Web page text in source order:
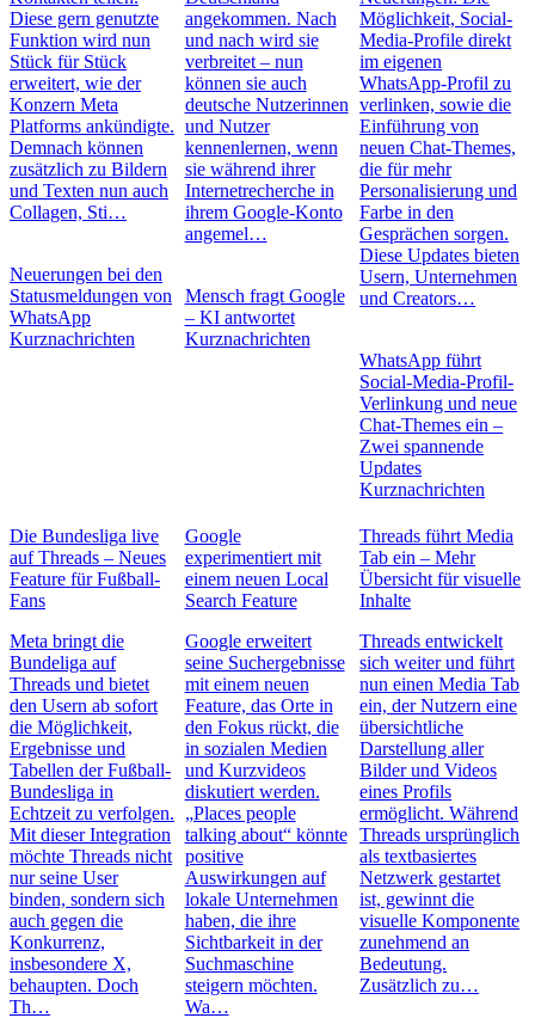
Diese gern genutzte
Funktion wird nun
Stück für Stück
erweitert, wie der
Konzern Meta
Platforms ankündigte.
Demnach können
zusätzlich zu Bildern
und Texten nun auch
Collagen, Sti…
Neuerungen bei den
Statusmeldungen von
WhatsApp
Kurznachrichten
angekommen. Nach
und nach wird sie
verbreitet – nun
können sie auch
deutsche Nutzerinnen
und Nutzer
kennenlernen, wenn
sie während ihrer
Internetrecherche in
ihrem Google-Konto
angemel…
Mensch fragt Google
– KI antwortet
Kurznachrichten
Möglichkeit, Social-
Media-Profile direkt
im eigenen
WhatsApp-Profil zu
verlinken, sowie die
Einführung von
neuen Chat-Themes,
die für mehr
Personalisierung und
Farbe in den
Gesprächen sorgen.
Diese Updates bieten
Usern, Unternehmen
und Creators…
WhatsApp führt
Social-Media-Profil-
Verlinkung und neue
Chat-Themes ein –
Zwei spannende
Updates
Kurznachrichten
Die Bundesliga live
auf Threads – Neues
Feature für Fußball-
Fans
Meta bringt die
Bundeliga auf
Threads und bietet
den Usern ab sofort
die Möglichkeit,
Ergebnisse und
Tabellen der Fußball-
Bundesliga in
Echtzeit zu verfolgen.
Mit dieser Integration
möchte Threads nicht
nur seine User
binden, sondern sich
auch gegen die
Konkurrenz,
insbesondere X,
behaupten. Doch
Th…
Google
experimentiert mit
einem neuen Local
Search Feature
Google erweitert
seine Suchergebnisse
mit einem neuen
Feature, das Orte in
den Fokus rückt, die
in sozialen Medien
und Kurzvideos
diskutiert werden.
„Places people
talking about“ könnte
positive
Auswirkungen auf
lokale Unternehmen
haben, die ihre
Sichtbarkeit in der
Suchmaschine
steigern möchten.
Wa…
Threads führt Media
Tab ein – Mehr
Übersicht für visuelle
Inhalte
Threads entwickelt
sich weiter und führt
nun einen Media Tab
ein, der Nutzern eine
übersichtliche
Darstellung aller
Bilder und Videos
eines Profils
ermöglicht. Während
Threads ursprünglich
als textbasiertes
Netzwerk gestartet
ist, gewinnt die
visuelle Komponente
zunehmend an
Bedeutung.
Zusätzlich zu…